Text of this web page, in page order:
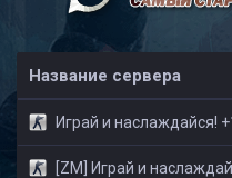
Название сервера
Играй и наслаждайся! +18 ©
[ZM] Играй и наслаждайся! ©